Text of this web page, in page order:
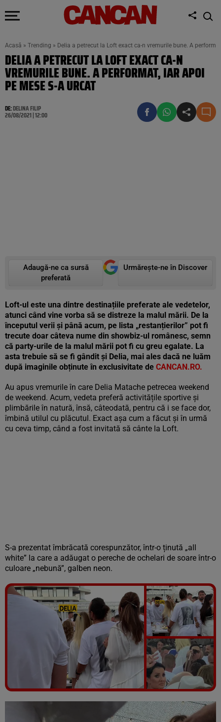
Acasă » Trending » Delia a petrecut la Loft exact ca-n vremurile bune. A
DELIA A PETRECUT LA LOFT EXACT CA-N
VREMURILE BUNE. A PERFORMAT, IAR APOI
PE MESE S-A URCAT
DE:DELINA FILIP
26/08/2021 | 12:00
Adaugă-ne ca sursă
preferată
Urmărește-ne în Discover
Loft-ul este una dintre destinațiile preferate ale vedetelor,
atunci când vine vorba să se distreze la malul mării. De la
începutul verii și până acum, pe lista „restanțierilor” pot fi
trecute doar câteva nume din showbiz-ul românesc, semn
că party-urile de la malul mării pot fi cu greu egalate. La
asta trebuie să se fi gândit și Delia, mai ales dacă ne luăm
după imaginile obținute în exclusivitate de CANCAN.RO.
Au apus vremurile în care Delia Matache petrecea weekend
de weekend. Acum, vedeta preferă activitățile sportive și
plimbările în natură, însă, câteodată, pentru că i se face dor,
îmbină utilul cu plăcutul. Exact așa cum a făcut și în urmă
cu ceva timp, când a fost invitată să cânte la Loft.
S-a prezentat îmbrăcată corespunzător, într-o ținută „all
white” la care a adăugat o pereche de ochelari de soare într-o
culoare „nebună”, galben neon.
Vezi galeria foto
7 poze